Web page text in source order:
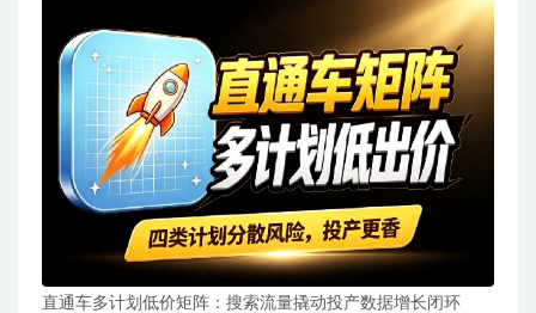
直通车多计划低价矩阵：搜索流量撬动投产数据增长闭环